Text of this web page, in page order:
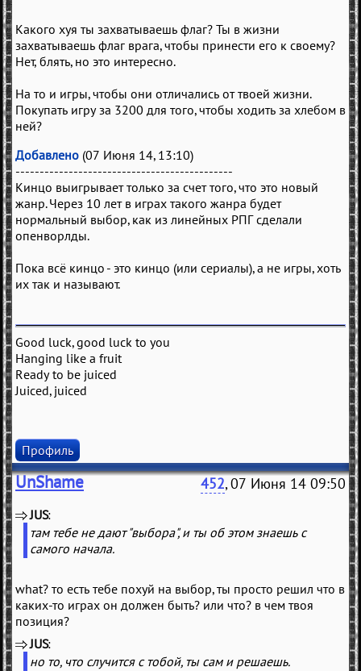
Какого хуя ты захватываешь флаг? Ты в жизни
захватываешь флаг врага, чтобы принести его к своему?
Нет, блять, но это интересно.
На то и игры, чтобы они отличались от твоей жизни.
Покупать игру за 3200 для того, чтобы ходить за хлебом в
ней?
Добавлено (07 Июня 14, 13:10)
---------------------------------------------
Кинцо выигрывает только за счет того, что это новый
жанр. Через 10 лет в играх такого жанра будет
нормальный выбор, как из линейных РПГ сделали
опенворлды.
Пока всё кинцо - это кинцо (или сериалы), а не игры, хоть
их так и называют.
Good luck, good luck to you
Hanging like a fruit
Ready to be juiced
Juiced, juiced
Профиль
UnShame 452, 07 Июня 14 09:50
JUS
там тебе не дают "выбора", и ты об этом знаешь с
самого начала.
what? то есть тебе похуй на выбор, ты просто решил что в
каких-то играх он должен быть? или что? в чем твоя
позиция?
JUS
но то, что случится с тобой, ты сам и решаешь.